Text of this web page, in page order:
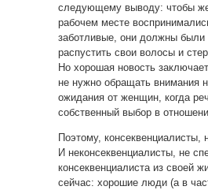
следующему выводу: чтобы
рабочем месте
заботливые, они должны были
распустить свои волосы и
Но хорошая новость
не нужно обращать внимания
ожидания от женщин, когда
собственный выбор в
Поэтому, консеквенциалисты,
И неконсеквенциалисты, не
консеквенциалиста из своей
сейчас: хорошие люди (а в